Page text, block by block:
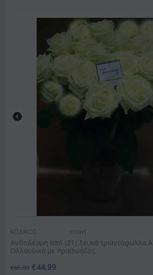
ΚΩΔΙΚΟΣ: rosw1
Ανθοδέσμη από (21) λευκά τριαντάφυλλα
Ολλανδικά με πρασινάδες.
€65.00 €44.99